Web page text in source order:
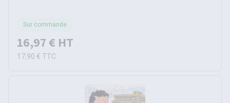
Sur commande
16,97 € HT
17,90 € TTC